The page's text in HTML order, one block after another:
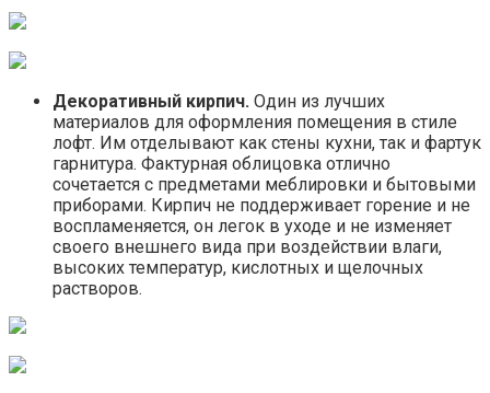
Декоративный кирпич. Один из лучших
материалов для оформления помещения в стиле
лофт. Им отделывают как стены кухни, так и фартук
гарнитура. Фактурная облицовка отлично
сочетается с предметами меблировки и бытовыми
приборами. Кирпич не поддерживает горение и не
воспламеняется, он легок в уходе и не изменяет
своего внешнего вида при воздействии влаги,
высоких температур, кислотных и щелочных
растворов.